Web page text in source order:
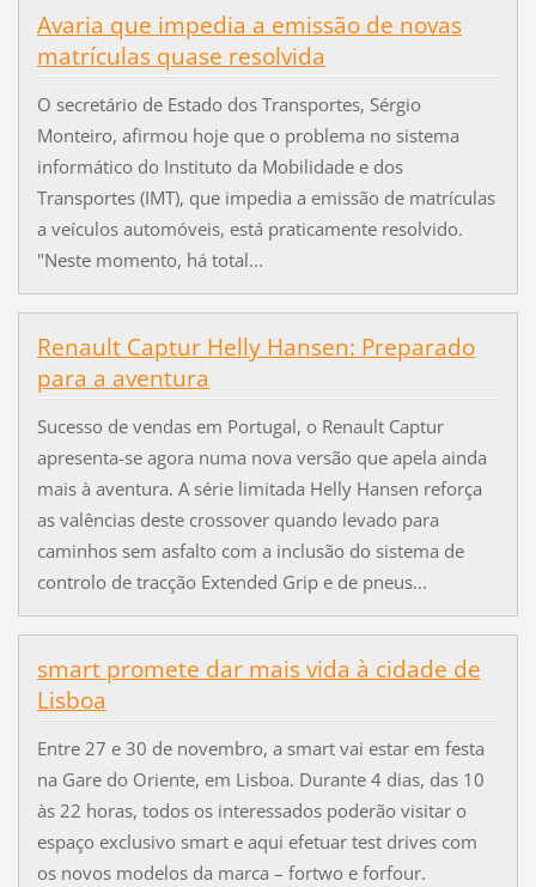
Avaria que impedia a emissão de novas
matrículas quase resolvida
O secretário de Estado dos Transportes, Sérgio
Monteiro, afirmou hoje que o problema no sistema
informático do Instituto da Mobilidade e dos
Transportes (IMT), que impedia a emissão de matrículas
a veículos automóveis, está praticamente resolvido.
"Neste momento, há total...
Renault Captur Helly Hansen: Preparado
para a aventura
Sucesso de vendas em Portugal, o Renault Captur
apresenta-se agora numa nova versão que apela ainda
mais à aventura. A série limitada Helly Hansen reforça
as valências deste crossover quando levado para
caminhos sem asfalto com a inclusão do sistema de
controlo de tracção Extended Grip e de pneus...
smart promete dar mais vida à cidade de
Lisboa
Entre 27 e 30 de novembro, a smart vai estar em festa
na Gare do Oriente, em Lisboa. Durante 4 dias, das 10
às 22 horas, todos os interessados poderão visitar o
espaço exclusivo smart e aqui efetuar test drives com
os novos modelos da marca – fortwo e forfour.